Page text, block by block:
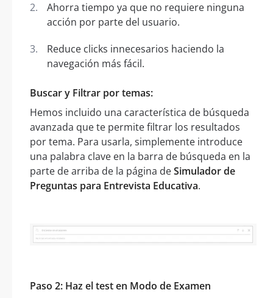
Ahorra tiempo ya que no requiere ninguna
acción por parte del usuario.
Reduce clicks innecesarios haciendo la
navegación más fácil.
Buscar y Filtrar por temas:
Hemos incluido una característica de búsqueda
avanzada que te permite filtrar los resultados
por tema. Para usarla, simplemente introduce
una palabra clave en la barra de búsqueda en la
parte de arriba de la página deSimulador de
Preguntas para Entrevista Educativa.
Paso 2: Haz el test en Modo de Examen